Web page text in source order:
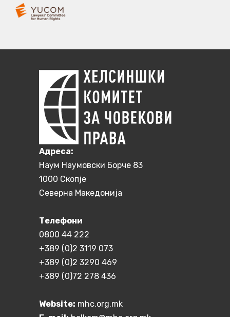
Aдреса:
Наум Наумовски Борче 83
1000 Скопје
Северна Македонија
Телефони
0800 44 222
+389 (0)2 3119 073
+389 (0)2 3290 469
+389 (0)72 278 436
Website: mhc.org.mk